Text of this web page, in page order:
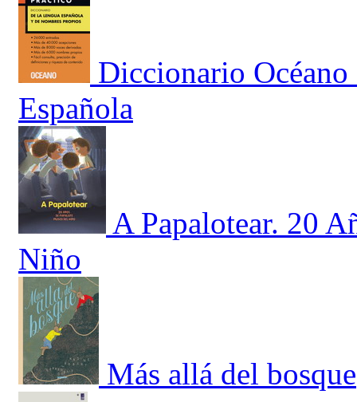
Diccionario
Española
A Papalotear. 20
Niño
Más allá del bosque